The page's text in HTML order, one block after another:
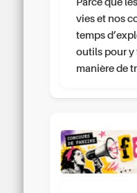
Parce que
vies et nos
temps
outils pour y
manière de